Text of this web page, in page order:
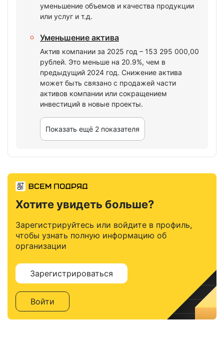
уменьшение объемов и качества продукции
или услуг и т.д.
Уменьшение актива
Актив компании за 2025 год – 153 295 000,00
рублей. Это меньше на 20.9%, чем в
предыдущий 2024 год. Снижение актива
может быть связано с продажей части
активов компании или сокращением
инвестиций в новые проекты.
Показать ещё 2 показателя
Хотите увидеть больше?
Зарегистрируйтесь или войдите в профиль,
чтобы узнать полную информацию об
организации
Зарегистрироваться
Войти